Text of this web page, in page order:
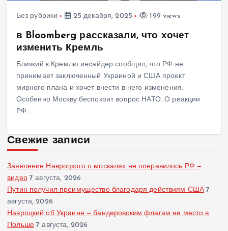
Без рубрики 25 декабря, 2025 199 views
в Bloomberg рассказали, что хочет
изменить Кремль
Близкий к Кремлю инсайдер сообщил, что РФ не
принимает заключенный Украиной и США проект
мирного плана и хочет внести в него изменения.
Особенно Москву беспокоит вопрос НАТО. О реакции
РФ…
Свежие записи
Заявление Навроцкого о москалях не понравилось РФ —
видео 7 августа, 2026
Путин получил преимущество благодаря действиям США 7
августа, 2026
Навроцкий об Украине — бандеровским флагам не место в
Польше 7 августа, 2026